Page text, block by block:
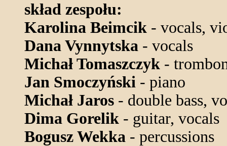
skład zespołu:
Karolina Beimcik - vocals,
Dana Vynnytska - vocals
Michał Tomaszczyk -
Jan Smoczyński - piano
Michał Jaros - double bass,
Dima Gorelik - guitar, vocals
Bogusz Wekka - percussions